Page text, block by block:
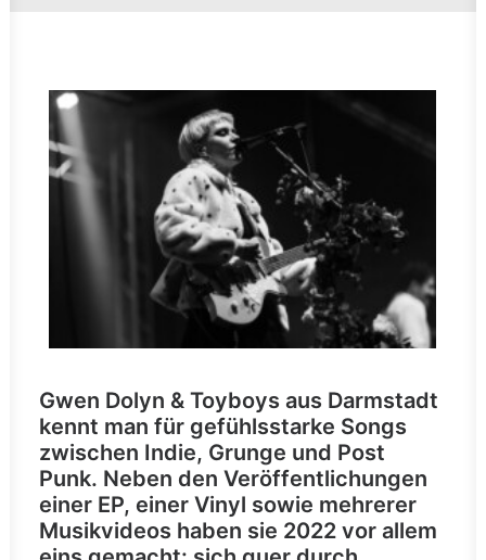
Gwen Dolyn & Toyboys aus Darmstadt
kennt man für gefühlsstarke Songs
zwischen Indie, Grunge und Post
Punk. Neben den Veröffentlichungen
einer EP, einer Vinyl sowie mehrerer
Musikvideos haben sie 2022 vor allem